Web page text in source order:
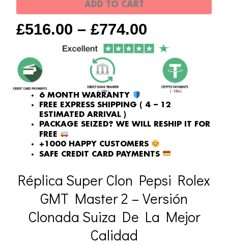
£516.00 – £774.00
ADD TO CART
6 MONTH WARRANTY
FREE EXPRESS SHIPPING ( 4 – 12
ESTIMATED ARRIVAL )
PACKAGE SEIZED? WE WILL RESHIP IT FOR
FREE
+1000 HAPPY CUSTOMERS
SAFE CREDIT CARD PAYMENTS
Réplica Super Clon Pepsi Rolex
GMT Master 2 – Versión
Clonada Suiza De La Mejor
Calidad